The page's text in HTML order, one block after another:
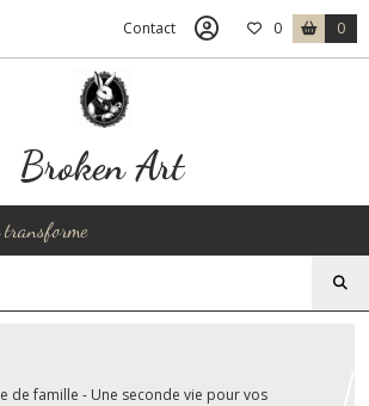
Contact 0 0
Broken Art
transforme
de famille - Une seconde vie pour vos